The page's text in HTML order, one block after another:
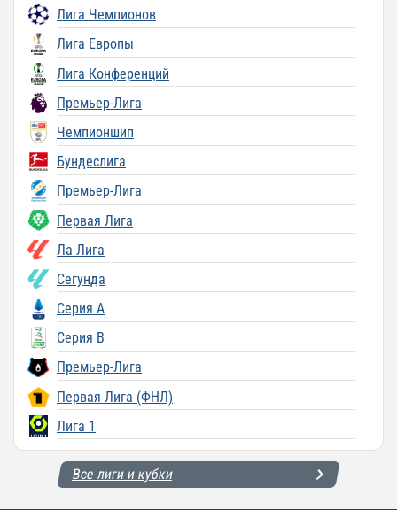
Лига Чемпионов
Лига Европы
Лига Конференций
Премьер-Лига
Чемпионшип
Бундеслига
Премьер-Лига
Первая Лига
Ла Лига
Сегунда
Серия A
Серия B
Премьер-Лига
Первая Лига (ФНЛ)
Лига 1
Все лиги и кубки